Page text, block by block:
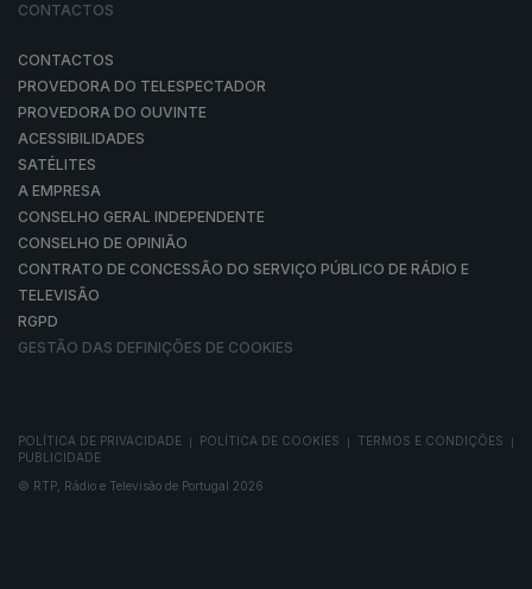
CONTACTOS
CONTACTOS
PROVEDORA DO TELESPECTADOR
PROVEDORA DO OUVINTE
ACESSIBILIDADES
SATÉLITES
A EMPRESA
CONSELHO GERAL INDEPENDENTE
CONSELHO DE OPINIÃO
CONTRATO DE CONCESSÃO DO SERVIÇO PÚBLICO DE RÁDIO E
TELEVISÃO
RGPD
GESTÃO DAS DEFINIÇÕES DE COOKIES
POLÍTICA DE PRIVACIDADE POLÍTICA DE COOKIES TERMOS E CONDIÇÕES
PUBLICIDADE
© RTP, Rádio e Televisão de Portugal 2026